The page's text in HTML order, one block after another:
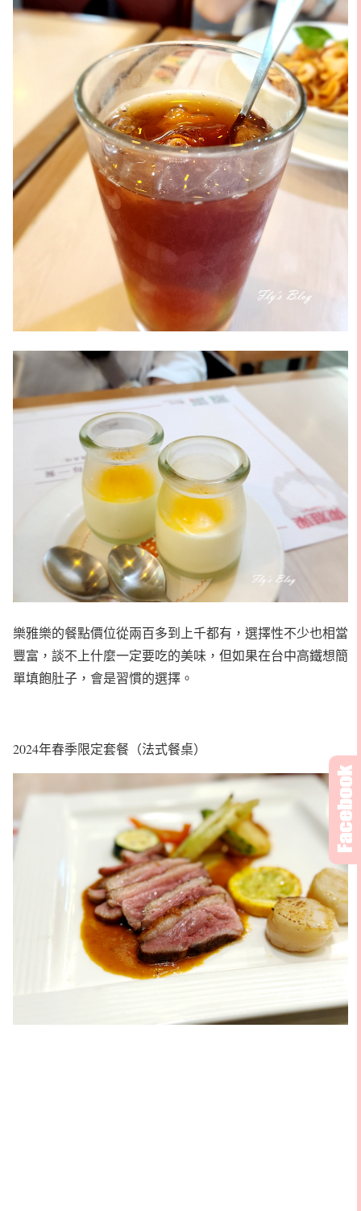
樂雅樂的餐點價位從兩百多到上千都有，選擇性不少也相當
豐富，談不上什麼一定要吃的美味，但如果在台中高鐵想簡
單填飽肚子，會是習慣的選擇。
2024年春季限定套餐（法式餐桌）